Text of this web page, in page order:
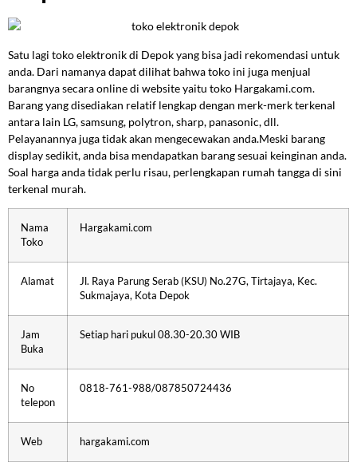
Satu lagi toko elektronik di Depok yang bisa jadi rekomendasi untuk
anda. Dari namanya dapat dilihat bahwa toko ini juga menjual
barangnya secara online di website yaitu toko Hargakami.com.
Barang yang disediakan relatif lengkap dengan merk-merk terkenal
antara lain LG, samsung, polytron, sharp, panasonic, dll.
Pelayanannya juga tidak akan mengecewakan anda.Meski barang
display sedikit, anda bisa mendapatkan barang sesuai keinginan anda.
Soal harga anda tidak perlu risau, perlengkapan rumah tangga di sini
terkenal murah.
Nama
Toko
Hargakami.com
Alamat
Jl. Raya Parung Serab (KSU) No.27G, Tirtajaya, Kec.
Sukmajaya, Kota Depok
Jam
Buka
Setiap hari pukul 08.30-20.30 WIB
No
telepon
0818-761-988/087850724436
Web hargakami.com